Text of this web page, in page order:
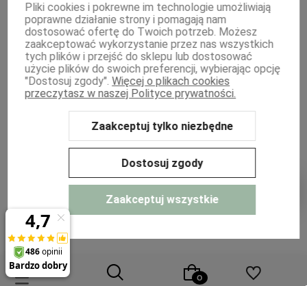
PŁATNOŚCI I DOSTAWA
MOJE KONTO
WSPÓŁPRACA
Sklep internetowy Shoper Premium Szablon Shoper Modern 3.0™
GrowCommerce
Pliki cookies i pokrewne im technologie umożliwiają
poprawne działanie strony i pomagają nam
dostosować ofertę do Twoich potrzeb. Możesz
zaakceptować wykorzystanie przez nas wszystkich
tych plików i przejść do sklepu lub dostosować
użycie plików do swoich preferencji, wybierając opcję
"Dostosuj zgody". Więcej o plikach cookies
przeczytasz w naszej Polityce prywatności.
Zaakceptuj tylko niezbędne
Dostosuj zgody
Zaakceptuj wszystkie